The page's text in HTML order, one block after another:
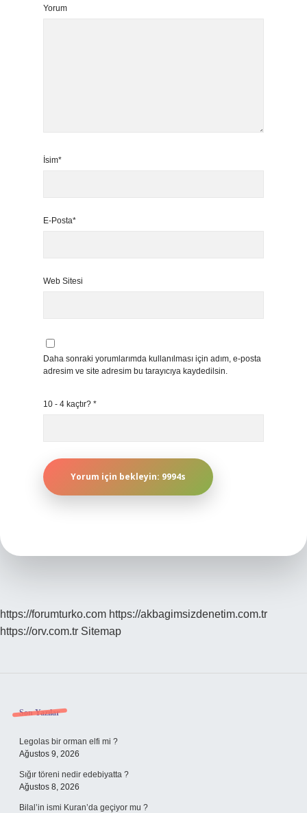
Yorum
İsim*
E-Posta*
Web Sitesi
Daha sonraki yorumlarımda kullanılması için adım, e-posta
adresim ve site adresim bu tarayıcıya kaydedilsin.
10 - 4 kaçtır? *
https://forumturko.com https://akbagimsizdenetim.com.tr
https://orv.com.tr Sitemap
Sidebar
Son Yazılar
Legolas bir orman elfi mi ?
Ağustos 9, 2026
Sığır töreni nedir edebiyatta ?
Ağustos 8, 2026
Bilal’in ismi Kuran’da geçiyor mu ?